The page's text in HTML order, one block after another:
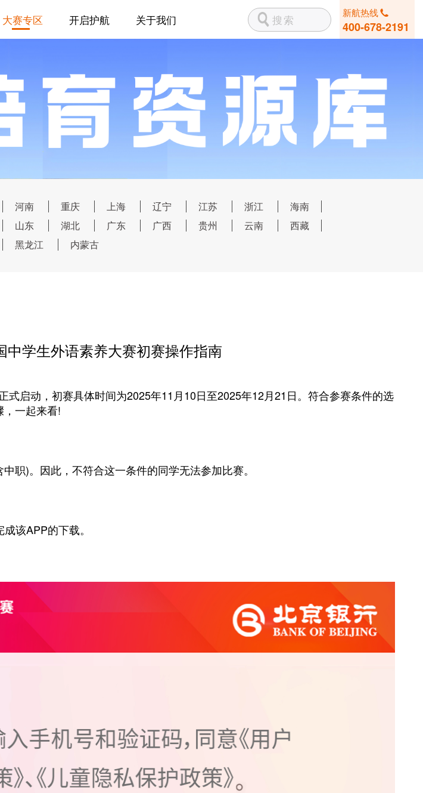
大赛专区 开启护航 关于我们 新航热线
400-678-2191
河南 重庆 上海 辽宁 江苏 浙江
海南
山东 湖北 广东 广西 贵州 云南
西藏
黑龙江 内蒙古
中学生外语素养大赛初赛操作指南
启动，初赛具体时间为2025年11月10日至2025年12月21日。符合参赛条件的选
一起来看!
)。因此，不符合这一条件的同学无法参加比赛。
该APP的下载。